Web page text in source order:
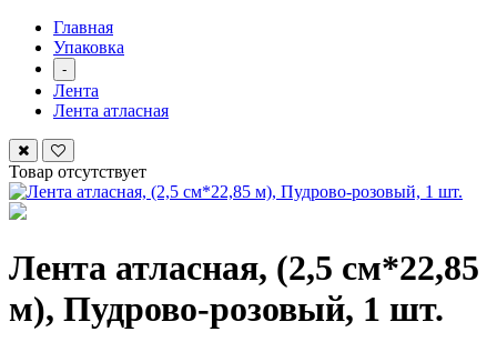
Главная
Упаковка
-
Лента
Лента атласная
Товар отсутствует
Лента атласная, (2,5 см*22,85
м), Пудрово-розовый, 1 шт.